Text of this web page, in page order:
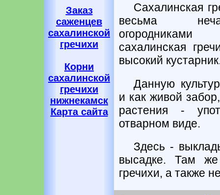
Заказ
саженцев
сахалинской
гречихи
Корни
сахалинской
гречихи
нижнекамск
Карта сайта
Сахалинская
весьма
сахалинская
высокий
Данную
и как живой
растения -
отварном виде.
Здесь -
высадке. Там
гречихи, а также